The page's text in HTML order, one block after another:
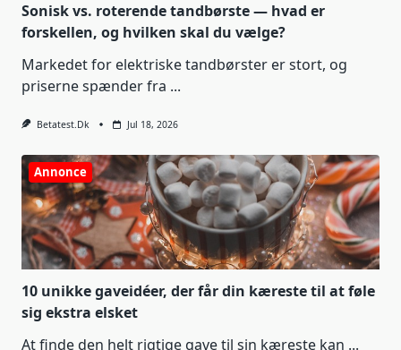
Sonisk vs. roterende tandbørste — hvad er
forskellen, og hvilken skal du vælge?
Markedet for elektriske tandbørster er stort, og
priserne spænder fra ...
Betatest.dk Jul 18, 2026
Annonce
10 unikke gaveidéer, der får din kæreste til at føle
sig ekstra elsket
At finde den helt rigtige gave til sin kæreste kan ...